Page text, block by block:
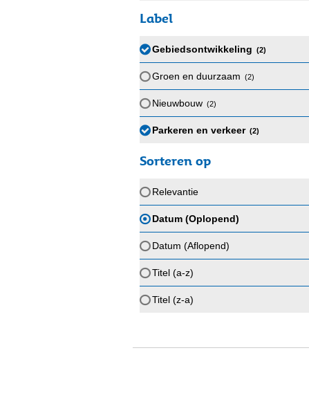
Label
Gebiedsontwikkeling (2)
Groen en duurzaam (2)
Nieuwbouw (2)
Parkeren en verkeer (2)
Sorteren op
Relevantie
Datum (Oplopend)
Datum (Aflopend)
Titel (a-z)
Titel (z-a)